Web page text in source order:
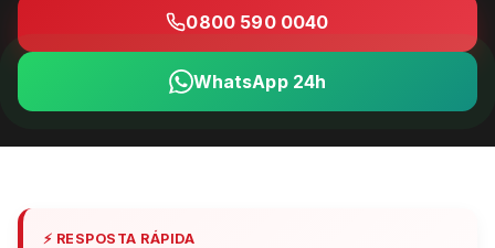
0800 590 0040
WhatsApp 24h
⚡ RESPOSTA RÁPIDA